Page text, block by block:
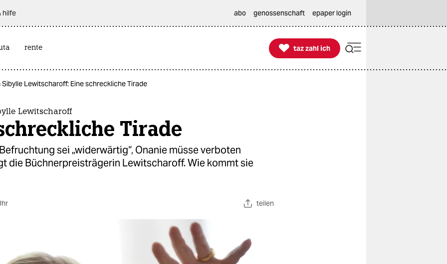
hilfe abo genossenschaft epaper login
rente 
taz zahl ich
taz zahl ich
Sibylle Lewitscharoff: Eine schreckliche Tirade
Lewitscharoff
Tirade
sei „widerwärtig“, Onanie müsse verboten
die Büchnerpreisträgerin Lewitscharoff. Wie kommt sie
teilen